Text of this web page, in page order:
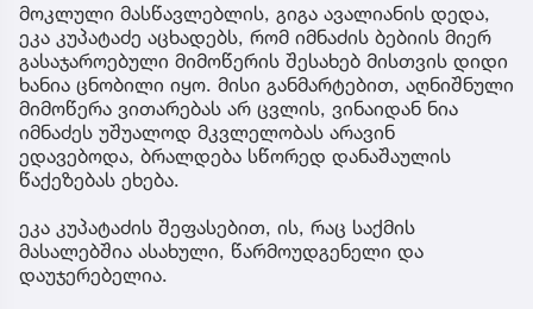
მოკლული მასწავლებლის, გიგა ავალიანის დედა,
ეკა კუპატაძე აცხადებს, რომ იმნაძის ბებიის მიერ
გასაჯაროებული მიმოწერის შესახებ მისთვის დიდი
ხანია ცნობილი იყო. მისი განმარტებით, აღნიშნული
მიმოწერა ვითარებას არ ცვლის, ვინაიდან ნია
იმნაძეს უშუალოდ მკვლელობას არავინ
ედავებოდა, ბრალდება სწორედ დანაშაულის
წაქეზებას ეხება.
ეკა კუპატაძის შეფასებით, ის, რაც საქმის
მასალებშია ასახული, წარმოუდგენელი და
დაუჯერებელია.